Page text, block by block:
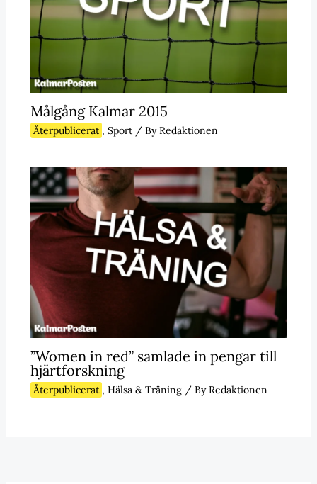
Målgång Kalmar 2015
Återpublicerat , Sport/ ByRedaktionen
”Women in red” samlade in pengar till
hjärtforskning
Återpublicerat , Hälsa & Träning/ ByRedaktionen